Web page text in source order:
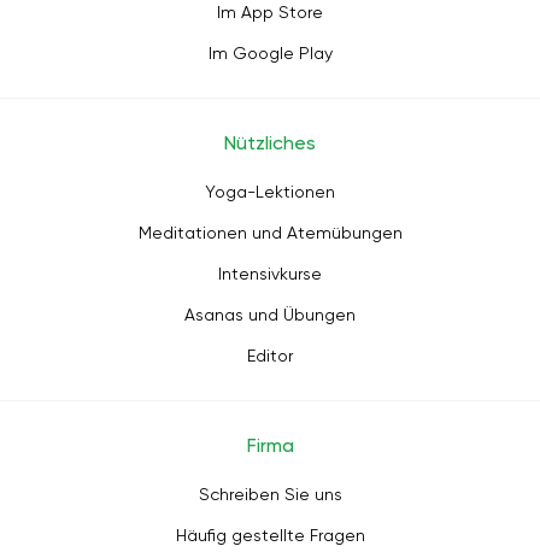
Im App Store
Im Google Play
Nützliches
Yoga-Lektionen
Meditationen und Atemübungen
Intensivkurse
Asanas und Übungen
Editor
Firma
Schreiben Sie uns
Häufig gestellte Fragen